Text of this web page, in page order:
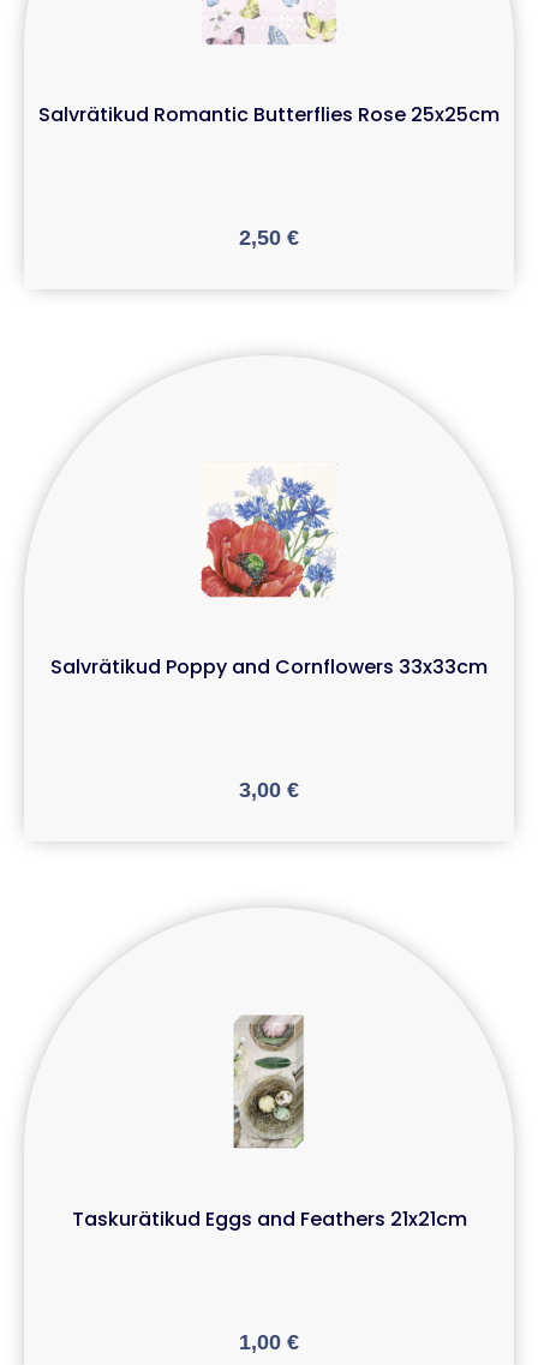
Salvrätikud Romantic Butterflies Rose 25x25cm
2,50 €
Salvrätikud Poppy and Cornflowers 33x33cm
3,00 €
Taskurätikud Eggs and Feathers 21x21cm
1,00 €